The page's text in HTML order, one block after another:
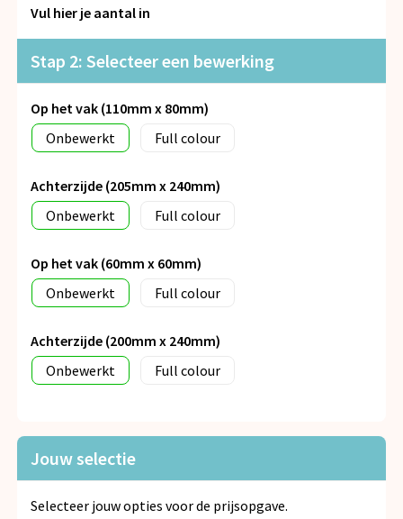
Snoepgoed
Spellen voor binnen en buiten
Veiligheid, Auto en Fiets
Vrije tijd en Strand
Anti-stress
Vul hier je aantal in
Stap 2: Selecteer een bewerking
Op het vak (110mm x 80mm)
Onbewerkt
Full colour
Achterzijde (205mm x 240mm)
Onbewerkt
Full colour
Op het vak (60mm x 60mm)
Onbewerkt
Full colour
Achterzijde (200mm x 240mm)
Onbewerkt
Full colour
Jouw selectie
Selecteer jouw opties voor de prijsopgave.